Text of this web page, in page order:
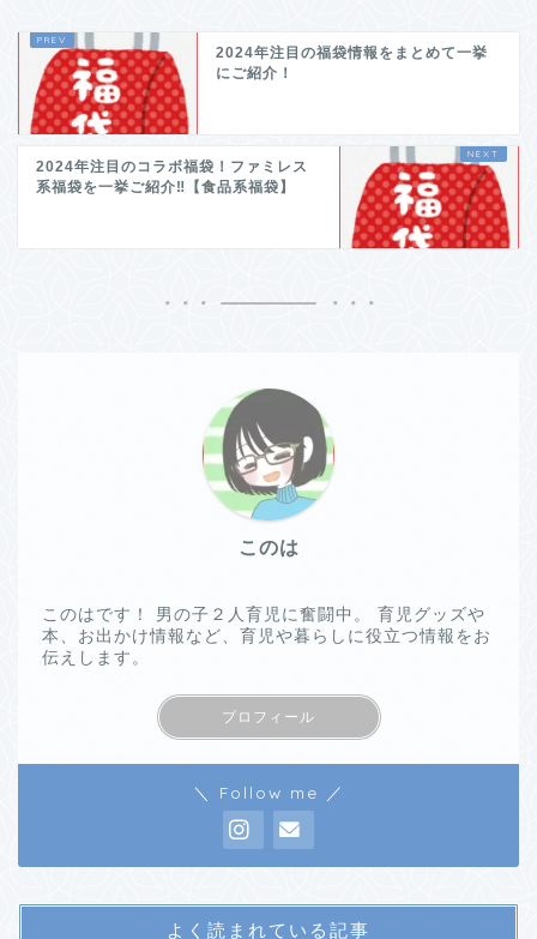
2024年注目の福袋情報をまとめて一挙
にご紹介！
2024年注目のコラボ福袋！ファミレス
系福袋を一挙ご紹介‼【食品系福袋】
このは
このはです！ 男の子２人育児に奮闘中。 育児グッズや
本、お出かけ情報など、育児や暮らしに役立つ情報をお
伝えします。
プロフィール
＼ Follow me ／
よく読まれている記事